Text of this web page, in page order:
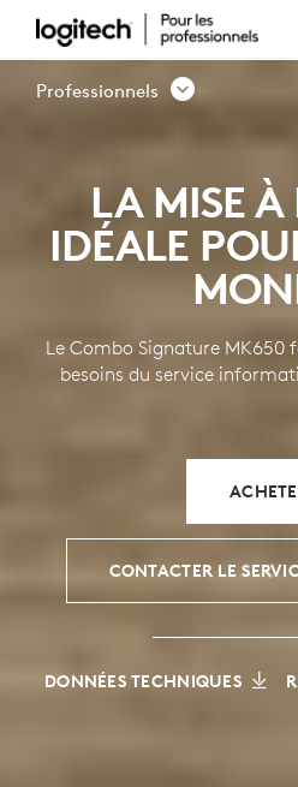
ENSEMBLE
CLAVIER
SIGNATURE
POUR
Professionnels
LA MISE
IDÉALE
Le Combo Signature MK650
besoins du service
CONTACTER LE
DONNÉES TECHNIQUES